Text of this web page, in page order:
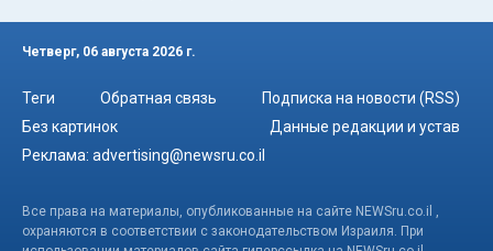
Четверг, 06 августа 2026 г.
Теги Обратная связь
Подписка на новости (RSS)
Без картинок
Данные редакции и устав
Реклама: advertising@newsru.co.il
Все права на материалы, опубликованные на сайте NEWSru.co.il ,
охраняются в соответствии с законодательством Израиля. При